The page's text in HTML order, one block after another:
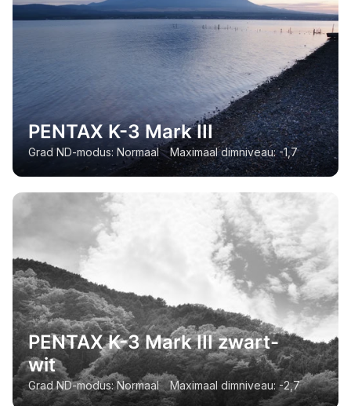
PENTAX K-3 Mark III
Grad ND-modus: Normaal Maximaal dimniveau: -1,7
PENTAX K-3 Mark III zwart-
wit
Grad ND-modus: Normaal Maximaal dimniveau: -2,7